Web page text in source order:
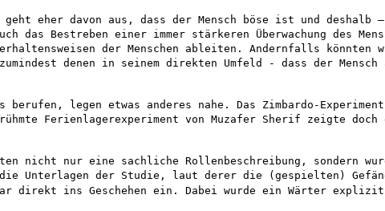
eher davon aus, dass der Mensch böse ist und deshalb –
Bestreben einer immer stärkeren Überwachung des
der Menschen ableiten. Andernfalls könnten
denen in seinem direkten Umfeld - dass der
legen etwas anderes nahe. Das Zimbardo-
Ferienlagerexperiment von Muzafer Sherif zeigte
nicht nur eine sachliche Rollenbeschreibung, sondern
Unterlagen der Studie, laut derer die (gespielten)
direkt ins Geschehen ein. Dabei wurde ein Wärter